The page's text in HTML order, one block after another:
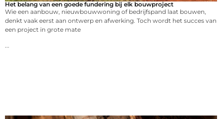
Het belang van een goede fundering bij elk bouwproject
Wie een aanbouw, nieuwbouwwoning of bedrijfspand laat bouwen,
denkt vaak eerst aan ontwerp en afwerking. Toch wordt het succes van
een project in grote mate
...